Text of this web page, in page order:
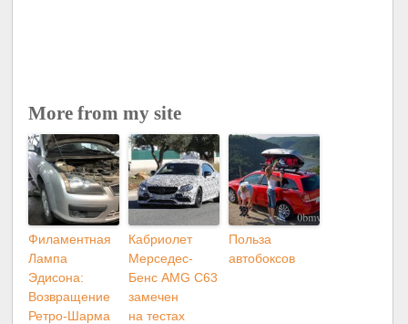
More from my site
Филаментная
Лампа
Эдисона:
Возвращение
Ретро-Шарма
Кабриолет
Мерседес-
Бенс AMG C63
замечен
на тестах
Польза
автобоксов